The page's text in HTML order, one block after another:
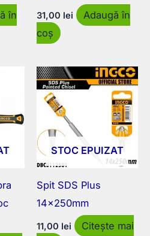
în
31,00 lei
Adaugă în
coș
STOC EPUIZAT
Spit SDS Plus
14x250mm
11,00 lei
Citește mai